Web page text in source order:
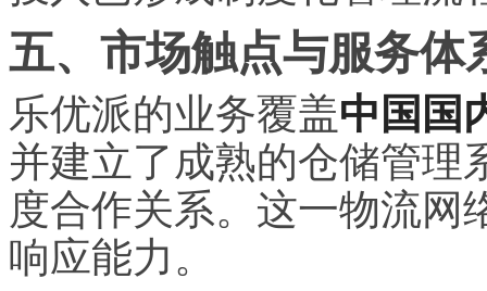
五、市场触点与服务体
乐优派的业务覆盖中国国
并建立了成熟的仓储管理
度合作关系。这一物流网
响应能力。